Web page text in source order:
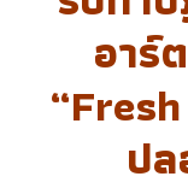
อาร์
ป